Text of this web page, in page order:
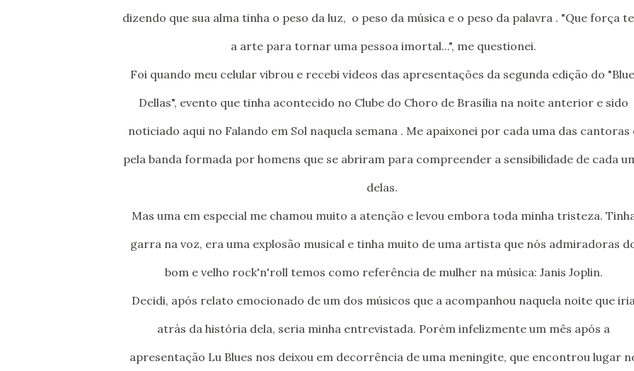
dizendo que sua alma tinha o peso da luz, o peso da música e o peso da palavra . "Que força
a arte para tornar uma pessoa imortal...", me questionei.
Foi quando meu celular vibrou e recebi vídeos das apresentações da segunda edição do "Blues
Dellas", evento que tinha acontecido no Clube do Choro de Brasília na noite anterior e sido
noticiado aqui no Falando em Sol naquela semana . Me apaixonei por cada uma das cantoras
pela banda formada por homens que se abriram para compreender a sensibilidade de cada
delas.
Mas uma em especial me chamou muito a atenção e levou embora toda minha tristeza. Tinha
garra na voz, era uma explosão musical e tinha muito de uma artista que nós admiradoras
bom e velho rock'n'roll temos como referência de mulher na música: Janis Joplin.
Decidi, após relato emocionado de um dos músicos que a acompanhou naquela noite que iria
atrás da história dela, seria minha entrevistada. Porém infelizmente um mês após a
apresentação Lu Blues nos deixou em decorrência de uma meningite, que encontrou lugar